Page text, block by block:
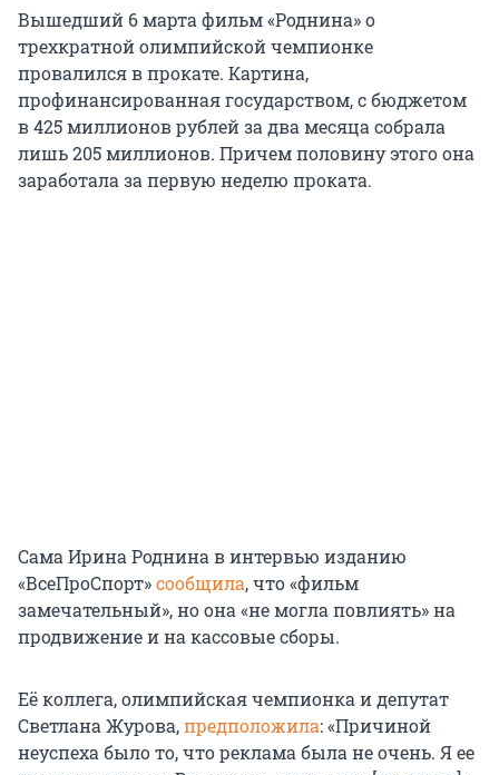
Вышедший 6 марта фильм «Роднина» о
трехкратной олимпийской чемпионке
провалился в прокате. Картина,
профинансированная государством, с бюджетом
в 425 миллионов рублей за два месяца собрала
лишь 205 миллионов. Причем половину этого она
заработала за первую неделю проката.
Сама Ирина Роднина в интервью изданию
«ВсеПроСпорт»сообщила, что «фильм
замечательный», но она «не могла повлиять» на
продвижение и на кассовые сборы.
Её коллега, олимпийская чемпионка и депутат
Светлана Журова,предположила: «Причиной
неуспеха было то, что реклама была не очень. Я ее